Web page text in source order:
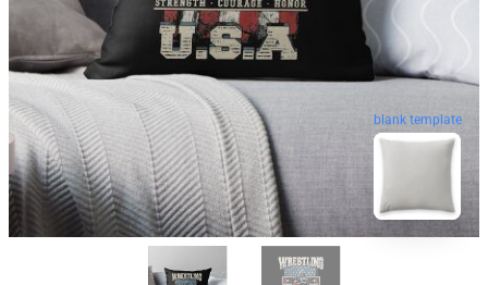
blank template